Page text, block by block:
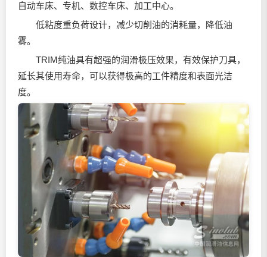
自动车床、专机、数控车床、加工中心。
低粘度重负荷设计，减少切削油的消耗量，降低油
雾。
TRIM纯油具有超强的润滑极压效果，有效保护刀具，
延长其使用寿命，可以获得极高的工件精度和表面光洁
度。